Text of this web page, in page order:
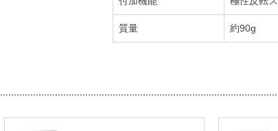
質量 約90g